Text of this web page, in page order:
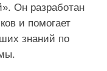
Он разработан
и помогает
знаний по